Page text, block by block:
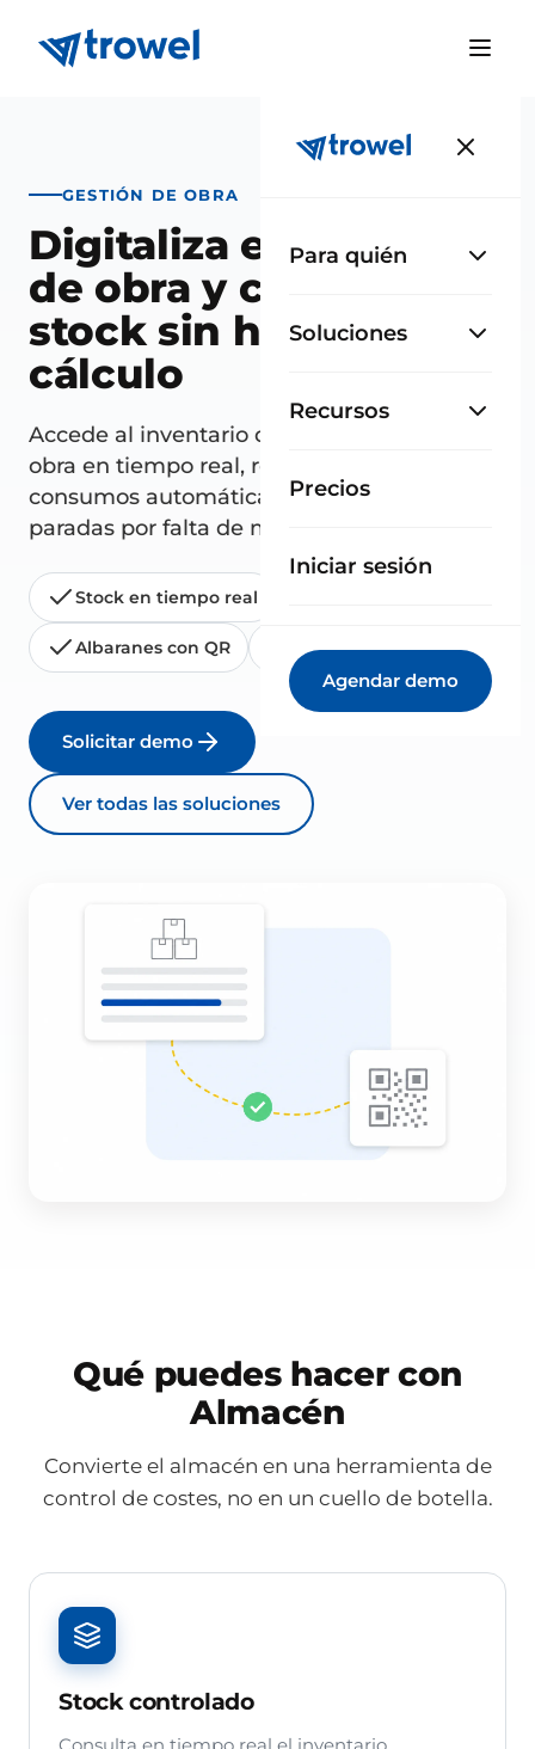
Para quién
Soluciones
Recursos
Precios
Iniciar sesión
Agendar demo
GESTIÓN DE OBRA
Digitaliza el almacén
de obra y controla el
stock sin hojas de
cálculo
Accede al inventario disponible en cada
obra en tiempo real, registra entradas y
consumos automáticamente y elimina
paradas por falta de material.
Stock en tiempo real
Albaranes con QR Multi-almacén
Solicitar demo
Ver todas las soluciones
Qué puedes hacer con
Almacén
Convierte el almacén en una herramienta de
control de costes, no en un cuello de botella.
Stock controlado
Consulta en tiempo real el inventario